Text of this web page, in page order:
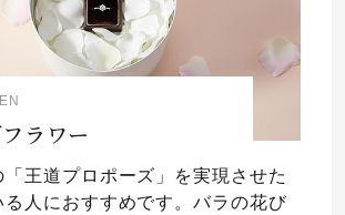
ラワー
王道プロポーズ」を実現させた
る人におすすめです。バラの花び